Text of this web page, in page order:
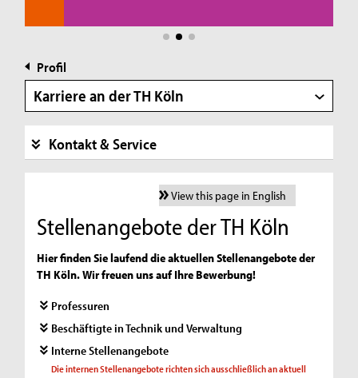
Profil
Karriere an der TH Köln
Kontakt & Service
View this page in English
Stellenangebote der TH Köln
Hier finden Sie laufend die aktuellen Stellenangebote der
TH Köln. Wir freuen uns auf Ihre Bewerbung!
Professuren
Beschäftigte in Technik und Verwaltung
Interne Stellenangebote
Die internen Stellenangebote richten sich ausschließlich an aktuell